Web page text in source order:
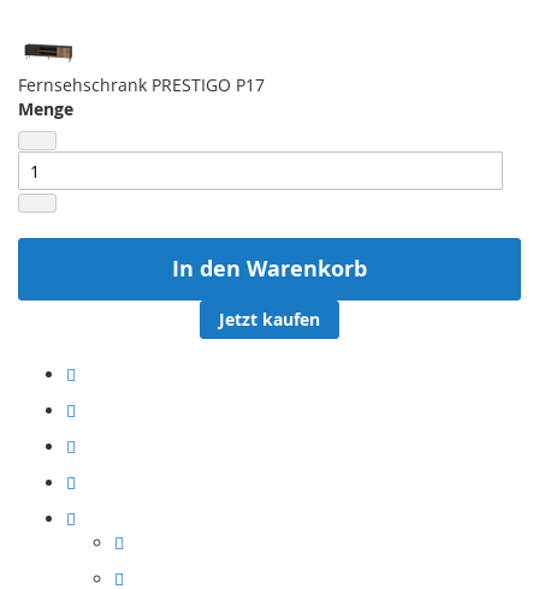
Fernsehschrank PRESTIGO P17
Menge
In den Warenkorb
Jetzt kaufen